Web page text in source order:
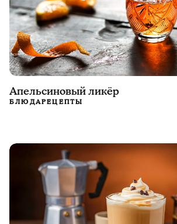
Апельсиновый ликёр
БЛЮДАРЕЦЕПТЫ